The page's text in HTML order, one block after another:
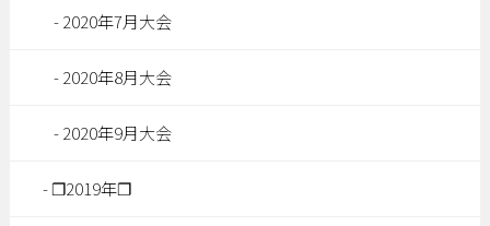
2020年7月大会
2020年8月大会
2020年9月大会
❐2019年❐